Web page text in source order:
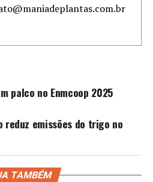
palco no Enmcoop 2025
emissões do trigo no
TAMBÉM